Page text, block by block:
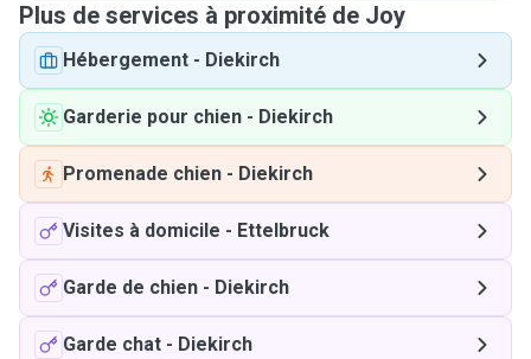
Plus de services à proximité de Joy
Hébergement - Diekirch
Garderie pour chien - Diekirch
Promenade chien - Diekirch
Visites à domicile - Ettelbruck
Garde de chien - Diekirch
Garde chat - Diekirch